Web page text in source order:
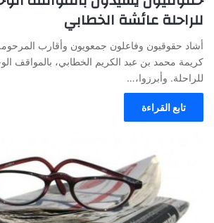
للراحلة عائشة الخطابي
أشاد حقوقيون وفاعلون جمعويون وأقارب
كريمة محمد بن عبد الكريم الخطابي، بالمواقف
للراحلة. وأبرزوا،…
تابع القراءة